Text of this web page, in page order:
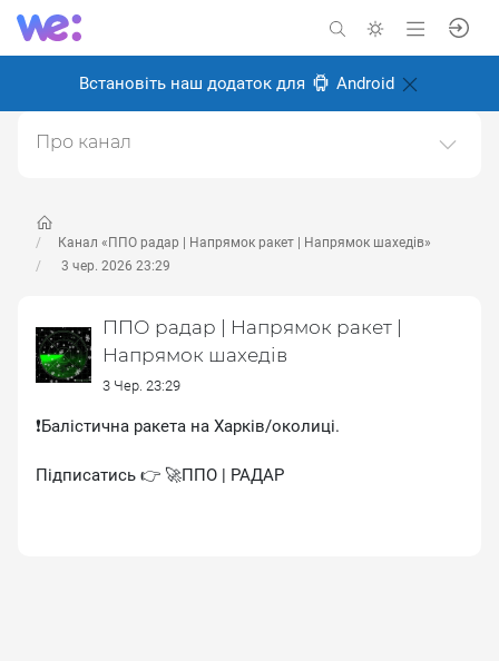
Встановіть наш додаток для Android
Канал «ППО радар | Напрямок ракет | Напрямок шахедів»
3 чер. 2026 23:29
ППО радар | Напрямок ракет |
Напрямок шахедів
3 Чер. 23:29
❗Балістична ракета на Харків/околиці.
Підписатись 👉 🚀ППО | РАДАР
Про канал
надавати оперативні сповіщення
Створено: 27 грудня 2025